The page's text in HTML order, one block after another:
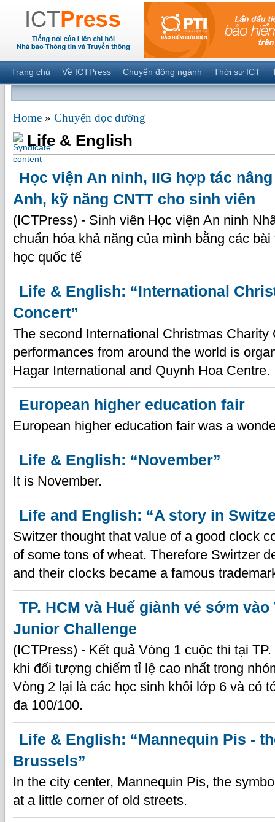
Trang chủ Về ICTPress Chuyển động ngành Thời sự ICT
Home » Chuyện dọc đường
Life & English
Học viện An ninh, IIG hợp tác
Anh, kỹ năng CNTT cho sinh viên
(ICTPress) - Sinh viên Học viện An ninh
chuẩn hóa khả năng của mình bằng các
học quốc tế
Life & English: “International
Concert”
The second International Christmas Charity
performances from around the world is
Hagar International and Quynh Hoa Centre.
European higher education fair
European higher education fair was a
Life & English: “November”
It is November.
Life and English: “A story in
Switzer thought that value of a good clock
of some tons of wheat. Therefore Swirtzer
and their clocks became a famous
TP. HCM và Huế giành vé sớm vào
Junior Challenge
(ICTPress) - Kết quả Vòng 1 cuộc thi tại
khi đối tượng chiếm tỉ lệ cao nhất trong
Vòng 2 lại là các học sinh khối lớp 6 và có
đa 100/100.
Life & English: “Mannequin Pis -
Brussels”
In the city center, Mannequin Pis, the
at a little corner of old streets.